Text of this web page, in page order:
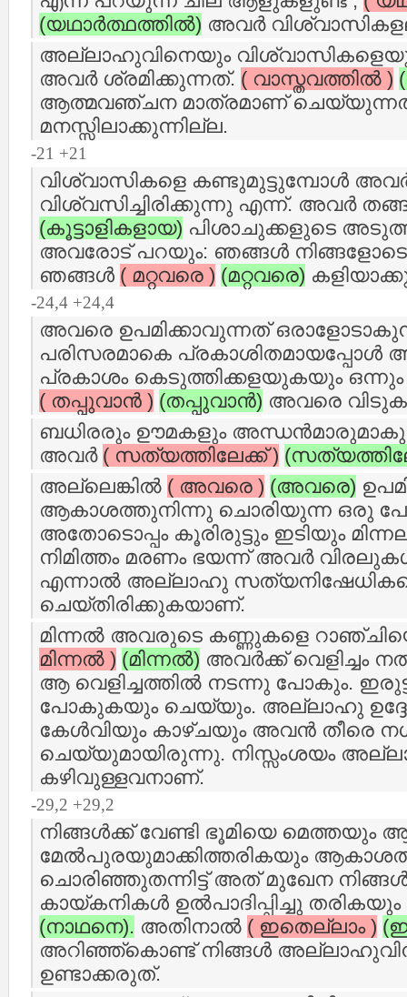
(യഥാര്‍ത്ഥത്തില്‍) അവര്‍
അല്ലാഹുവിനെയും
അവര്‍ ശ്രമിക്കുന്നത്‌. ( വാസ്തവത്തില്‍ )
ആത്മവഞ്ചന മാത്രമാണ്
മനസ്സിലാക്കുന്നില്ല.
-21 +21
വിശ്വാസികളെ കണ്ടുമുട്ടുമ്പോള്‍
വിശ്വസിച്ചിരിക്കുന്നു എന്ന്‌. അവര്‍
(കൂട്ടാളികളായ) പിശാചുക്കളുടെ
അവരോട് പറയും: ഞങ്ങള്‍
ഞങ്ങള്‍ ( മറ്റവരെ ) (മറ്റവരെ)
-24,4 +24,4
അവരെ ഉപമിക്കാവുന്നത്
പരിസരമാകെ
പ്രകാശം കെടുത്തിക്കളയുകയും
( തപ്പുവാന്‍ ) (തപ്പുവാന്‍) അവരെ
ബധിരരും ഊമകളും
അവര്‍ ( സത്യത്തിലേക്ക് )
അല്ലെങ്കില്‍ ( അവരെ ) (അവരെ)
ആകാശത്തുനിന്നു ചൊരിയുന്ന ഒരു
അതോടൊപ്പം കൂരിരുട്ടും ഇടിയും
നിമിത്തം മരണം ഭയന്ന് അവര്‍
എന്നാല്‍ അല്ലാഹു
ചെയ്തിരിക്കുകയാണ്‌.
മിന്നല്‍ അവരുടെ കണ്ണുകളെ
മിന്നല്‍ ) (മിന്നല്‍) അവര്‍ക്ക് വെളിച്ചം
ആ വെളിച്ചത്തില്‍ നടന്നു പോകും.
പോകുകയും ചെയ്യും. അല്ലാഹു
കേള്‍വിയും കാഴ്ചയും അവന്‍ തീരെ
ചെയ്യുമായിരുന്നു. നിസ്സംശയം
കഴിവുള്ളവനാണ്‌.
-29,2 +29,2
നിങ്ങള്‍ക്ക് വേണ്ടി ഭൂമിയെ മെത്തയും
മേല്‍പുരയുമാക്കിത്തരികയും
ചൊരിഞ്ഞുതന്നിട്ട് അത് മുഖേന
കായ്കനികള്‍ ഉല്‍പാദിപ്പിച്ചു
(നാഥനെ). അതിനാല്‍ ( ഇതെല്ലാം )
അറിഞ്ഞ്കൊണ്ട് നിങ്ങള്‍
ഉണ്ടാക്കരുത്‌.